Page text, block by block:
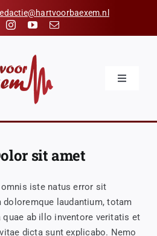
Toggle
sit amet
iste natus error sit
laudantium, totam
quae ab illo inventore veritatis et
dicta sunt explicabo. Nemo